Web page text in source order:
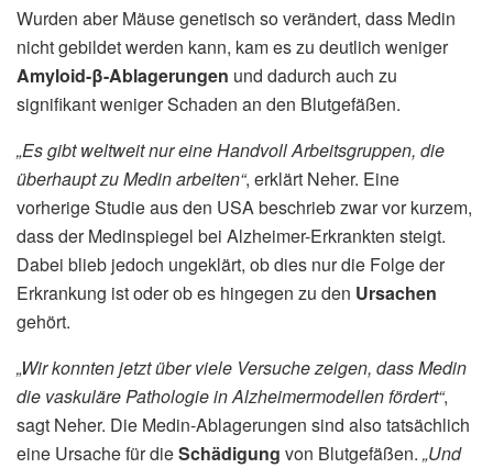
Wurden aber Mäuse genetisch so verändert, dass Medin
nicht gebildet werden kann, kam es zu deutlich weniger
Amyloid-β-Ablagerungen und dadurch auch zu
signifikant weniger Schaden an den Blutgefäßen.
„Es gibt weltweit nur eine Handvoll Arbeitsgruppen, die
überhaupt zu Medin arbeiten“, erklärt Neher. Eine
vorherige Studie aus den USA beschrieb zwar vor kurzem,
dass der Medinspiegel bei Alzheimer-Erkrankten steigt.
Dabei blieb jedoch ungeklärt, ob dies nur die Folge der
Erkrankung ist oder ob es hingegen zu den Ursachen
gehört.
„Wir konnten jetzt über viele Versuche zeigen, dass Medin
die vaskuläre Pathologie in Alzheimermodellen fördert“,
sagt Neher. Die Medin-Ablagerungen sind also tatsächlich
eine Ursache für dieSchädigung von Blutgefäßen. „Und